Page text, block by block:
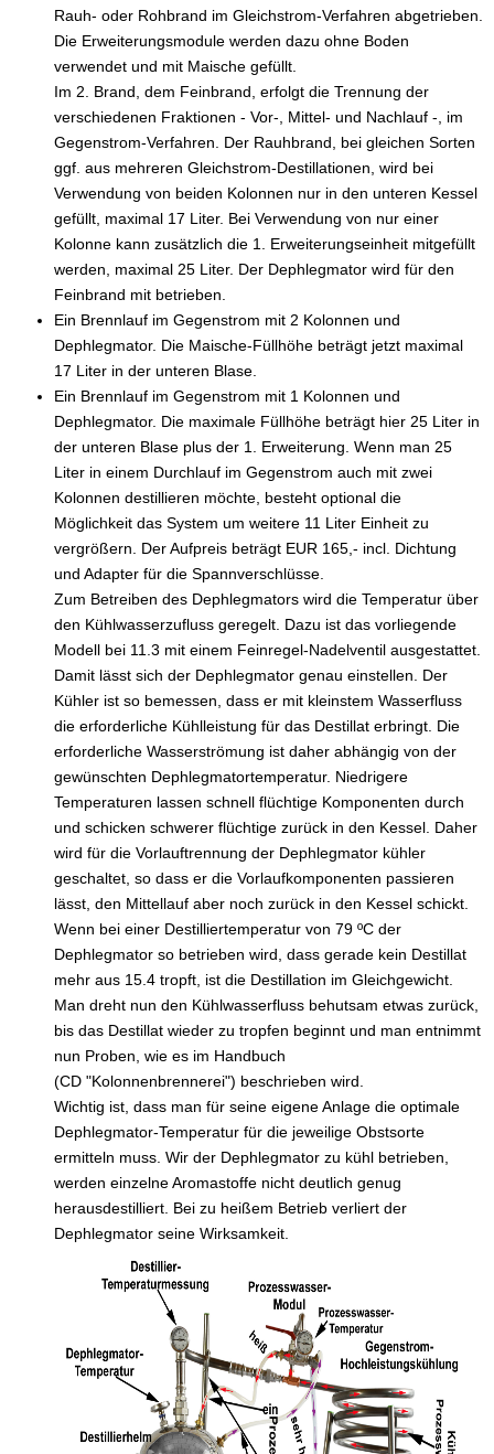
Rauh- oder Rohbrand im Gleichstrom-Verfahren abgetrieben.
Die Erweiterungsmodule werden dazu ohne Boden
verwendet und mit Maische gefüllt.
Im 2. Brand, dem Feinbrand, erfolgt die Trennung der
verschiedenen Fraktionen - Vor-, Mittel- und Nachlauf -, im
Gegenstrom-Verfahren. Der Rauhbrand, bei gleichen Sorten
ggf. aus mehreren Gleichstrom-Destillationen, wird bei
Verwendung von beiden Kolonnen nur in den unteren Kessel
gefüllt, maximal 17 Liter. Bei Verwendung von nur einer
Kolonne kann zusätzlich die 1. Erweiterungseinheit mitgefüllt
werden, maximal 25 Liter. Der Dephlegmator wird für den
Feinbrand mit betrieben.
Ein Brennlauf im Gegenstrom mit 2 Kolonnen und
Dephlegmator. Die Maische-Füllhöhe beträgt jetzt maximal
17 Liter in der unteren Blase.
Ein Brennlauf im Gegenstrom mit 1 Kolonnen und
Dephlegmator. Die maximale Füllhöhe beträgt hier 25 Liter in
der unteren Blase plus der 1. Erweiterung. Wenn man 25
Liter in einem Durchlauf im Gegenstrom auch mit zwei
Kolonnen destillieren möchte, besteht optional die
Möglichkeit das System um weitere 11 Liter Einheit zu
vergrößern. Der Aufpreis beträgt EUR 165,- incl. Dichtung
und Adapter für die Spannverschlüsse.
Zum Betreiben des Dephlegmators wird die Temperatur über
den Kühlwasserzufluss geregelt. Dazu ist das vorliegende
Modell bei 11.3 mit einem Feinregel-Nadelventil ausgestattet.
Damit lässt sich der Dephlegmator genau einstellen. Der
Kühler ist so bemessen, dass er mit kleinstem Wasserfluss
die erforderliche Kühlleistung für das Destillat erbringt. Die
erforderliche Wasserströmung ist daher abhängig von der
gewünschten Dephlegmatortemperatur. Niedrigere
Temperaturen lassen schnell flüchtige Komponenten durch
und schicken schwerer flüchtige zurück in den Kessel. Daher
wird für die Vorlauftrennung der Dephlegmator kühler
geschaltet, so dass er die Vorlaufkomponenten passieren
lässt, den Mittellauf aber noch zurück in den Kessel schickt.
Wenn bei einer Destilliertemperatur von 79 ºC der
Dephlegmator so betrieben wird, dass gerade kein Destillat
mehr aus 15.4 tropft, ist die Destillation im Gleichgewicht.
Man dreht nun den Kühlwasserfluss behutsam etwas zurück,
bis das Destillat wieder zu tropfen beginnt und man entnimmt
nun Proben, wie es im Handbuch
(CD "Kolonnenbrennerei") beschrieben wird.
Wichtig ist, dass man für seine eigene Anlage die optimale
Dephlegmator-Temperatur für die jeweilige Obstsorte
ermitteln muss. Wir der Dephlegmator zu kühl betrieben,
werden einzelne Aromastoffe nicht deutlich genug
herausdestilliert. Bei zu heißem Betrieb verliert der
Dephlegmator seine Wirksamkeit.